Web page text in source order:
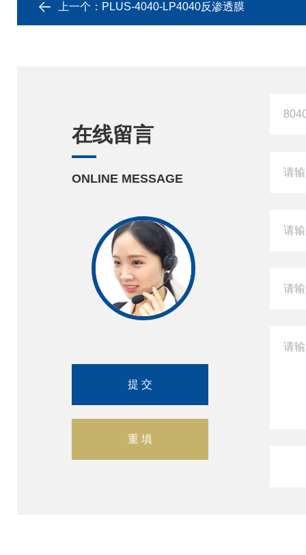
上一个： PLUS-4040-LP4040反渗透膜
在线留言
ONLINE MESSAGE